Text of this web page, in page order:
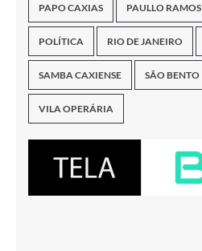
PAPO CAXIAS PAULLO RAMOS
POLÍTICA RIO DE JANEIRO
SAMBA CAXIENSE SÃO BENTO
VILA OPERÁRIA